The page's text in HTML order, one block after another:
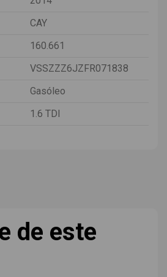
CAY
160.661
VSSZZZ6JZFR071838
Gasóleo
1.6 TDI
de este